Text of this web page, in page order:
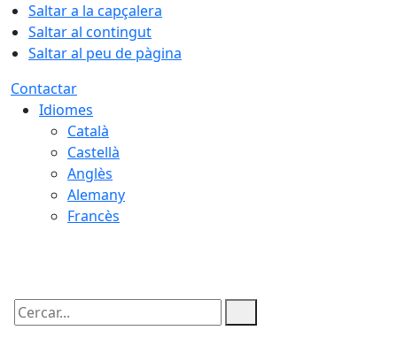
Saltar a la capçalera
Saltar al contingut
Saltar al peu de pàgina
Contactar
Idiomes
Català
Castellà
Anglès
Alemany
Francès
Cercar: